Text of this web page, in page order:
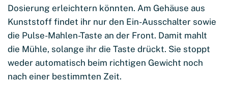
Dosierung erleichtern könnten. Am Gehäuse aus
Kunststoff findet ihr nur den Ein-Ausschalter sowie
die Pulse-Mahlen-Taste an der Front. Damit mahlt
die Mühle, solange ihr die Taste drückt. Sie stoppt
weder automatisch beim richtigen Gewicht noch
nach einer bestimmten Zeit.